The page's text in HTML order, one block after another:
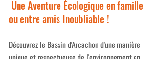
ou entre amis Inoubliable !
Découvrez le Bassin d'Arcachon d'une manière